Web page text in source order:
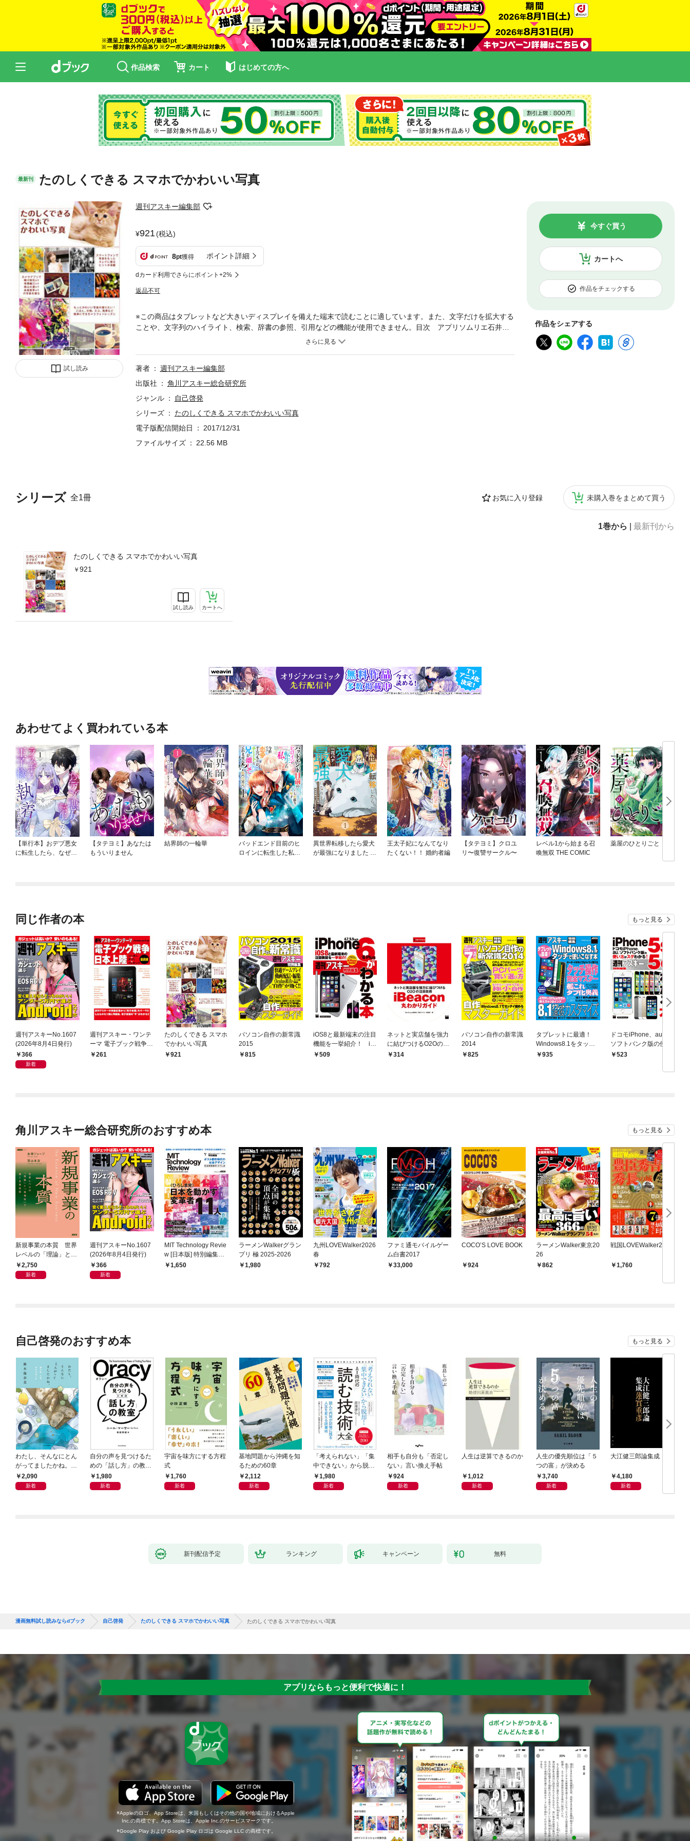
作品検索 カート はじめての方へ
最新刊 たのしくできる スマホでかわいい写真
試し読み
週刊アスキー編集部
921(税込)
8pt獲得 ポイント詳細
dカード利用でさらにポイント+2%
返品不可
カートへ
今すぐ買う
作品をチェックする
作品をシェアする
シリーズ 全1冊 お気に入り登録 未購入巻をまとめて買う
1巻から 最新刊から
たのしくできる スマホでかわいい写真
921
試し読み カートへ
※この商品はタブレットなど大きいディスプレイを備えた端末で読むことに適しています。また、文字だけを拡大する
ことや、文字列のハイライト、検索、辞書の参照、引用などの機能が使用できません。目次 アプリソムリエ石井寛
子さんインタビュー「スマホのカメラアプリで何げない写真がオシャレになる」 ／ Chapter 1 カメラアプリ『Inst
う）。光を生かした風景写真を撮る（市橋織江ふう）。渋いモノクロ写真を撮る（森山大道ふう）。ミニチュアふう
写真を撮る（本城直季ふう）。ごはん写真をおいしそうに撮る。子どもの一瞬の表情をとらえる。ほか ／ Chapter
ロードせずに保存する。加工した写真をFacebookにも公開する。思わず胸キュン猫写真をまとめて見る。ほか ／
Chapter 4 写真で作るこだわり雑貨。Instagramの写真を使ったステッカーをオーダーする。オリジナルの写真マグネ
ットをオーダーする。お気に入りの写真でフォトブックを作成しよう。ほか
著者
週刊アスキー編集部
出版社
角川アスキー総合研究所
ジャンル
自己啓発
シリーズ
たのしくできる スマホでかわいい写真
電子版配信開始日
2017/12/31
ファイルサイズ
22.56 MB
あわせてよく買われている本
【単行本】おデブ悪女
に転生したら、なぜか
【タテヨミ】あなたは
もういりません
結界師の一輪華
バッドエンド目前のヒ
ロインに転生した私、
異世界転移したら愛犬
が最強になりました ～
王太子妃になんてなり
たくない！！ 婚約者編
【タテヨミ】クロユ
リ〜復讐サークル〜
レベル1から始まる召
喚無双 THE COMIC
薬屋のひとりごと
同じ作者の本 もっと見る
週刊アスキーNo.1607
(2026年8月4日発行)
366
新着
週刊アスキー・ワンテ
ーマ 電子ブック戦争日
本上陸 リーダー×アプ
261
たのしくできる スマホ
でかわいい写真
921
パソコン自作の新常識
2015
815
iOS8と最新端末の注目
機能を一挙紹介！ iP
hone6/6 Plusがわかる
509
ネットと実店舗を強力
に結びつけるO2Oの注
目技術 iBeacon丸わ
314
パソコン自作の新常識
2014
825
タブレットに最適！
Windows8.1をタッチ
で使いこなす本
935
ドコモiPhone、au、
ソフトバンク版の使い
方がスグわかる！ iP
523
角川アスキー総合研究所のおすすめ本 もっと見る
新規事業の本質 世界
レベルの「理論」と
「現場知」で描く全体
地図
2,750
新着
週刊アスキーNo.1607
(2026年8月4日発行)
366
新着
MIT Technology Revie
w [日本版] 特別編集
ポスト都市時代の社会
1,650
ラーメンWalkerグラン
プリ 極 2025-2026
1,980
九州LOVEWalker2026
春
792
ファミ通モバイルゲー
ム白書2017
33,000
COCO’S LOVE BOOK
924
ラーメンWalker東京20
26
862
戦国LOVEWalker2026
1,760
自己啓発のおすすめ本 もっと見る
わたし、そんなにとん
がってましたかね。
獅子座、Ａ型、丙午は
めぐる
2,090
新着
自分の声を見つけるた
めの「話し方」の教
室 Ｏｒａｃｙ（オラ
シー）
1,980
新着
宇宙を味方にする方程
式
1,760
新着
基地問題から沖縄を知
るための60章
2,112
新着
「考えられない」「集
中できない」から脱
却！ AI時代の読む技
術大全
1,980
新着
相手も自分も「否定し
ない」言い換え手帖
924
新着
人生は逆算できるのか
1,012
新着
人生の優先順位は「５
つの富」が決める
3,740
新着
大江健三郎論集成
4,180
新着
新刊配信予定 ランキング キャンペーン 無料
漫画無料試し読みならdブック 自己啓発 たのしくできる スマホでかわいい写真 たのしくできる スマホでかわいい写真
アプリならもっと便利で快適に！
Appleのロゴ、App Storeは、米国もしくはその他の国や地域におけるApple
Inc.の商標です。App Storeは、Apple Inc.のサービスマークです。
Google Play および Google Play ロゴは Google LLC の商標です。